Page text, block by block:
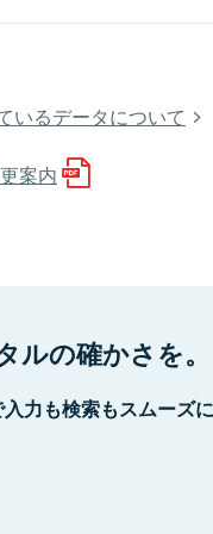
いるデータについて
案内
ルの確かさを。
力も検索もスムーズ